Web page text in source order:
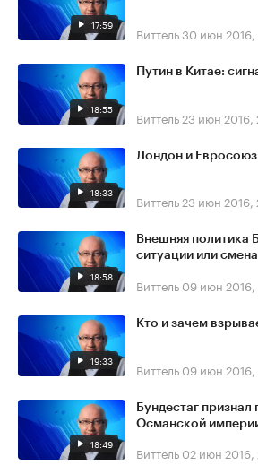
17:59 Виттель30 июн
18:55
Путин в Китае:
Виттель 23 июн 2016,
18:33
Лондон и
Виттель 23 июн 2016,
18:58
Внешняя политика
ситуации или
Виттель 09 июн
19:33
Кто и зачем
Виттель 09 июн
18:49
Бундестаг признал
Османской
Виттель 02 июн 2016,